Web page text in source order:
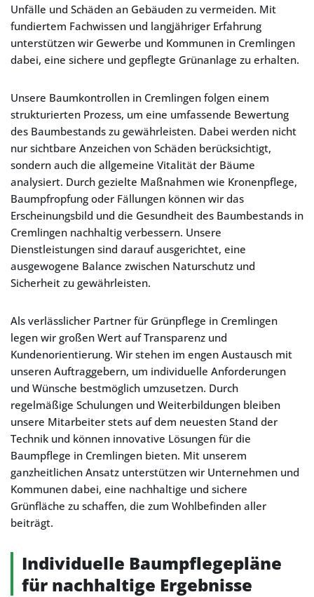
Unfälle und Schäden an Gebäuden zu vermeiden. Mit
fundiertem Fachwissen und langjähriger Erfahrung
unterstützen wir Gewerbe und Kommunen in Cremlingen
dabei, eine sichere und gepflegte Grünanlage zu erhalten.
Unsere Baumkontrollen in Cremlingen folgen einem
strukturierten Prozess, um eine umfassende Bewertung
des Baumbestands zu gewährleisten. Dabei werden nicht
nur sichtbare Anzeichen von Schäden berücksichtigt,
sondern auch die allgemeine Vitalität der Bäume
analysiert. Durch gezielte Maßnahmen wie Kronenpflege,
Baumpfropfung oder Fällungen können wir das
Erscheinungsbild und die Gesundheit des Baumbestands in
Cremlingen nachhaltig verbessern. Unsere
Dienstleistungen sind darauf ausgerichtet, eine
ausgewogene Balance zwischen Naturschutz und
Sicherheit zu gewährleisten.
Als verlässlicher Partner für Grünpflege in Cremlingen
legen wir großen Wert auf Transparenz und
Kundenorientierung. Wir stehen im engen Austausch mit
unseren Auftraggebern, um individuelle Anforderungen
und Wünsche bestmöglich umzusetzen. Durch
regelmäßige Schulungen und Weiterbildungen bleiben
unsere Mitarbeiter stets auf dem neuesten Stand der
Technik und können innovative Lösungen für die
Baumpflege in Cremlingen bieten. Mit unserem
ganzheitlichen Ansatz unterstützen wir Unternehmen und
Kommunen dabei, eine nachhaltige und sichere
Grünfläche zu schaffen, die zum Wohlbefinden aller
beiträgt.
Individuelle Baumpflegepläne
für nachhaltige Ergebnisse